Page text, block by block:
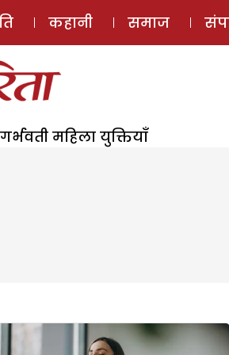
कहानी समाज
गर्भवती महिला युक्तियाँ